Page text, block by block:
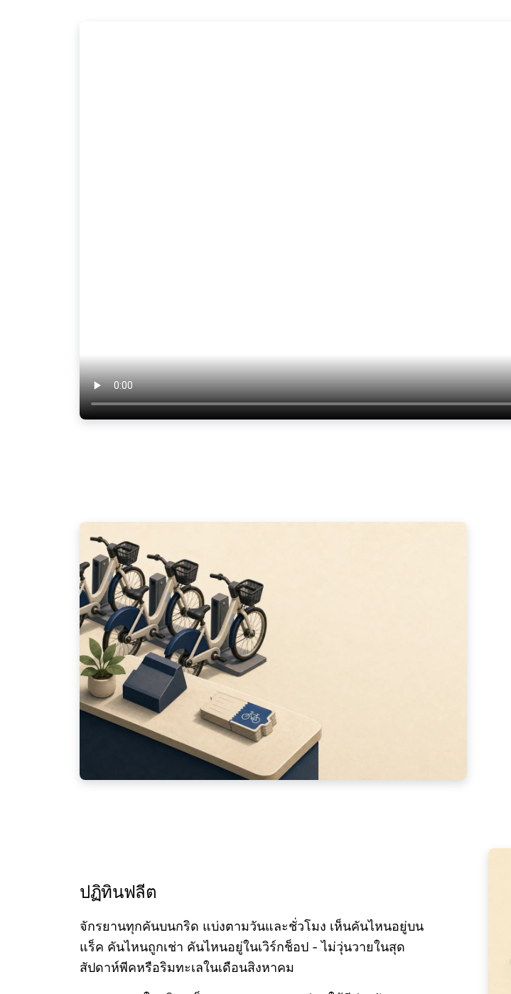
ปฏิทินฟลีต
จักรยานทุกคันบนกริด แบ่งตามวันและชั่วโมง เห็นคันไหนอยู่บน
แร็ค คันไหนถูกเช่า คันไหนอยู่ในเวิร์กช็อป - ไม่วุ่นวายในสุด
สัปดาห์พีคหรือริมทะเลในเดือนสิงหาคม